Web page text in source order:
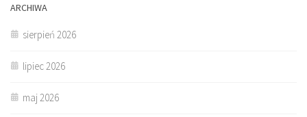
ARCHIWA
sierpień 2026
lipiec 2026
maj 2026